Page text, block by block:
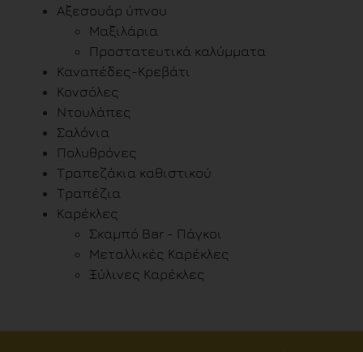
Αξεσουάρ ύπνου
Μαξιλάρια
Προστατευτικά καλύμματα
Καναπέδες-Κρεβάτι
Κονσόλες
Ντουλάπες
Σαλόνια
Πολυθρόνες
Τραπεζάκια καθιστικού
Τραπέζια
Καρέκλες
Σκαμπό Bar - Πάγκοι
Μεταλλικές Καρέκλες
Ξύλινες Καρέκλες